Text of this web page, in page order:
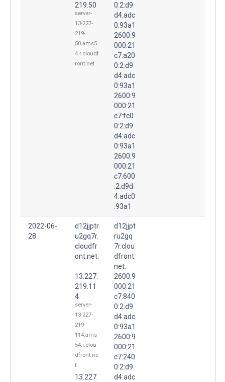
219.50
server-
13-227-
219-
50.ams5
4.r.cloudf
ront.net
0:2:d9
d4:adc
0:93a1
2600:9
000:21
c7:a20
0:2:d9
d4:adc
0:93a1
2600:9
000:21
c7:fc0
0:2:d9
d4:adc
0:93a1
2600:9
000:21
c7:600
:2:d9d
4:adc0
:93a1
2022-06-
28
d12jjptr
u2gq7r.
cloudfr
ont.net.
13.227.
219.11
4
server-
13-227-
219-
114.ams
54.r.clou
dfront.ne
t
13.227.
d12jjpt
ru2gq
7r.clou
dfront.
net.
2600:9
000:21
c7:840
0:2:d9
d4:adc
0:93a1
2600:9
000:21
c7:240
0:2:d9
d4:adc